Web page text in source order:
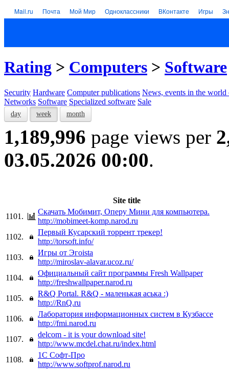
Mail.ru Почта Мой Мир Одноклассники ВКонтакте Игры
Rating > Computers > Software
Security Hardware Computer publications News, events in the world
Networks Software Specialized software Sale
day week month
1,189,996 page views per
03.05.2026 00:00.
Site title
1101.
Скачать Мобимит, Оперу Мини для компьютера.
http://mobimeet-komp.narod.ru
1102.
Первый Кусарский торрент трекер!
http://torsoft.info/
1103.
Игры от Эгоistа
http://miroslav-alavar.ucoz.ru/
1104.
Официальный сайт программы Fresh Wallpaper
http://freshwallpaper.narod.ru
1105.
R&Q Portal. R&Q - маленькая аська :)
http://RnQ.ru
1106.
Лаборатория информационных систем в Кузбассе
http://fmi.narod.ru
1107.
delcom - it is your download site!
http://www.mcdel.chat.ru/index.html
1108.
1С Софт-Про
http://www.softprof.narod.ru